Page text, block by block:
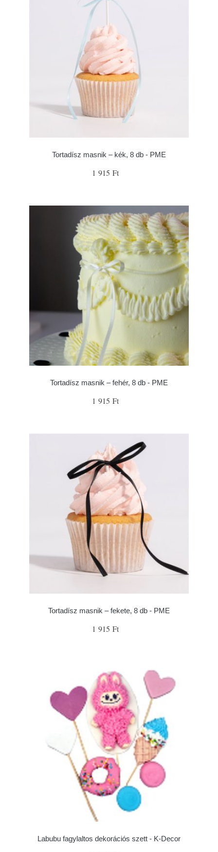
Tortadísz masnik – kék, 8 db - PME
1 915 Ft
Tortadísz masnik – fehér, 8 db - PME
1 915 Ft
Tortadísz masnik – fekete, 8 db - PME
1 915 Ft
Labubu fagylaltos dekorációs szett - K-Decor